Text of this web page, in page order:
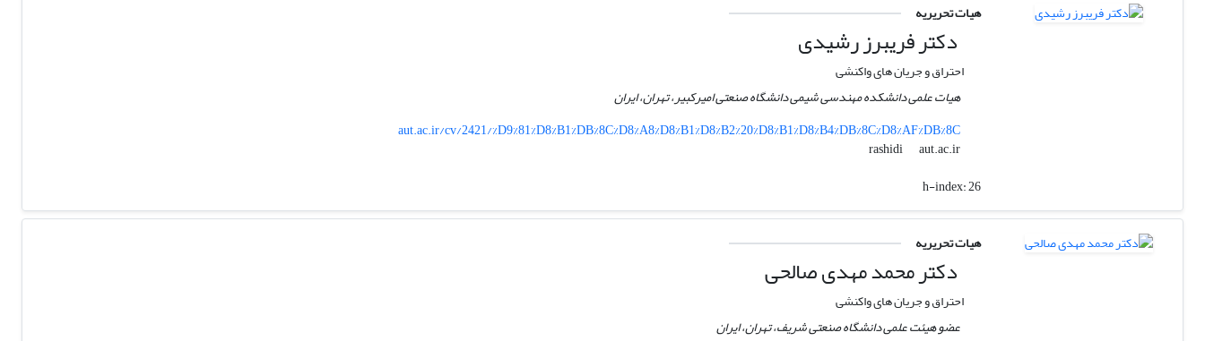
هیات تحریریه
دکتر فریبرز رشیدی
احتراق و جریان های واکنشی
هیات علمی دانشکده مهندسی شیمی دانشگاه صنعتی امیرکبیر، تهران، ایران
aut.ac.ir/cv/2421/%D9%81%D8%B1%DB%8C%D8%A8%D8%B1%D8%B2%20%D8%B1%D8%B4%DB%8C%D8%AF%DB%8C
rashidi
aut.ac.ir
h-index:26
هیات تحریریه
دکتر محمد مهدی صالحی
احتراق و جریان های واکنشی
عضو هیئت علمی دانشگاه صنعتی شریف، تهران، ایران